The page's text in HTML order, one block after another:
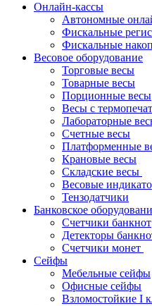
Онлайн-кассы
Автономные
Фискальные
Фискальные
Весовое оборудование
Торговые весы
Товарные весы
Порционные весы
Весы с
Лабораторные
Счетные весы
Платформенные
Крановые весы
Складские весы
Весовые
Тензодатчики
Банковское
Счетчики банкнот
Детекторы
Счетчики монет
Сейфы
Мебельные сейфы
Офисные сейфы
Взломостойкие I